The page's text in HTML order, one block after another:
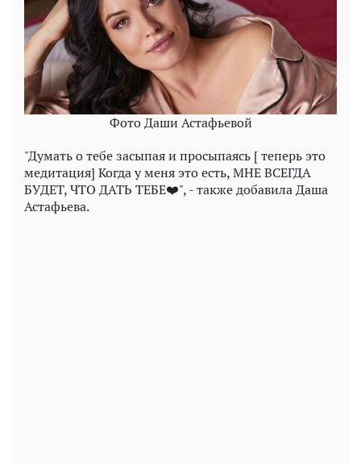
Фото Даши Астафьевой
"Думать о тебе засыпая и просыпаясь [ теперь это
медитация] Когда у меня это есть, МНЕ ВСЕГДА
БУДЕТ, ЧТО ДАТЬ ТЕБЕ❤️", - также добавила Даша
Астафьева.